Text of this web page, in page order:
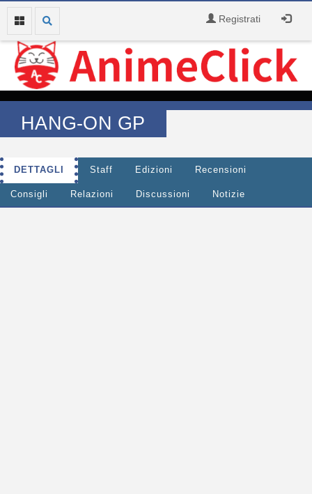
Registrati
HANG-ON GP
DETTAGLI Staff Edizioni Recensioni
Consigli Relazioni Discussioni Notizie